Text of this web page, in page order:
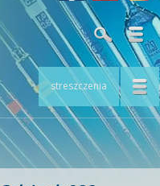
streszczenia